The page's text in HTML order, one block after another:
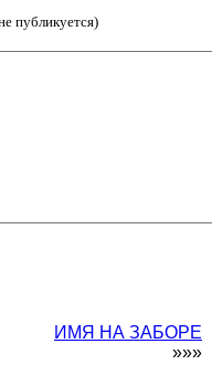
публикуется)
ИМЯ НА ЗАБОРЕ
»»»